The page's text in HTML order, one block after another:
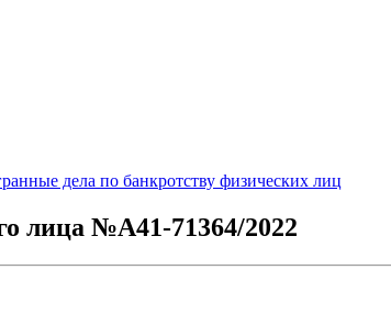
дела по банкротству физических лиц
лица №А41-71364/2022